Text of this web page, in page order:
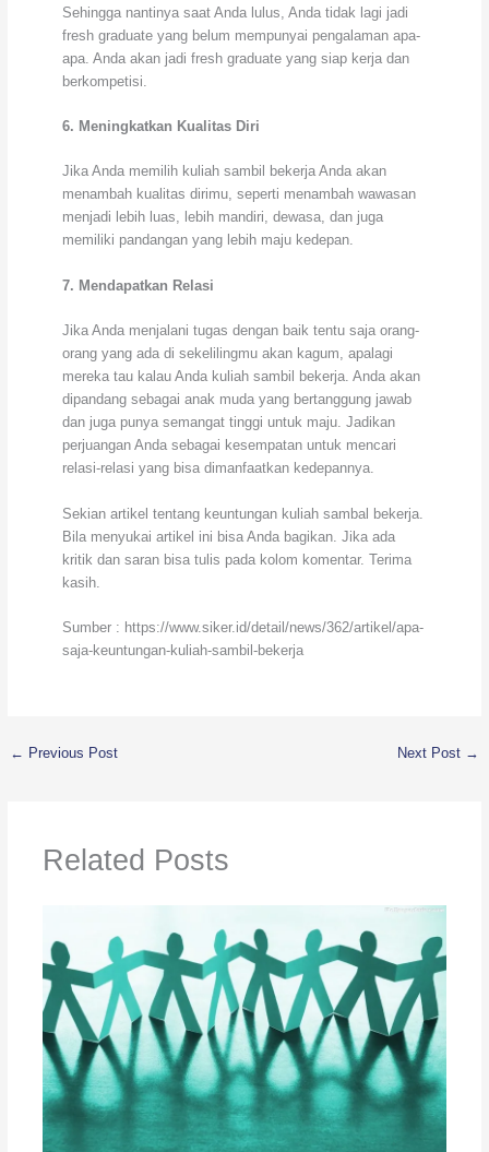
Sehingga nantinya saat Anda lulus, Anda tidak lagi jadi
fresh graduate yang belum mempunyai pengalaman apa-
apa. Anda akan jadi fresh graduate yang siap kerja dan
berkompetisi.
6. Meningkatkan Kualitas Diri
Jika Anda memilih kuliah sambil bekerja Anda akan
menambah kualitas dirimu, seperti menambah wawasan
menjadi lebih luas, lebih mandiri, dewasa, dan juga
memiliki pandangan yang lebih maju kedepan.
7. Mendapatkan Relasi
Jika Anda menjalani tugas dengan baik tentu saja orang-
orang yang ada di sekelilingmu akan kagum, apalagi
mereka tau kalau Anda kuliah sambil bekerja. Anda akan
dipandang sebagai anak muda yang bertanggung jawab
dan juga punya semangat tinggi untuk maju. Jadikan
perjuangan Anda sebagai kesempatan untuk mencari
relasi-relasi yang bisa dimanfaatkan kedepannya.
Sekian artikel tentang keuntungan kuliah sambal bekerja.
Bila menyukai artikel ini bisa Anda bagikan. Jika ada
kritik dan saran bisa tulis pada kolom komentar. Terima
kasih.
Sumber : https://www.siker.id/detail/news/362/artikel/apa-
saja-keuntungan-kuliah-sambil-bekerja
← Previous Post Next Post →
Related Posts